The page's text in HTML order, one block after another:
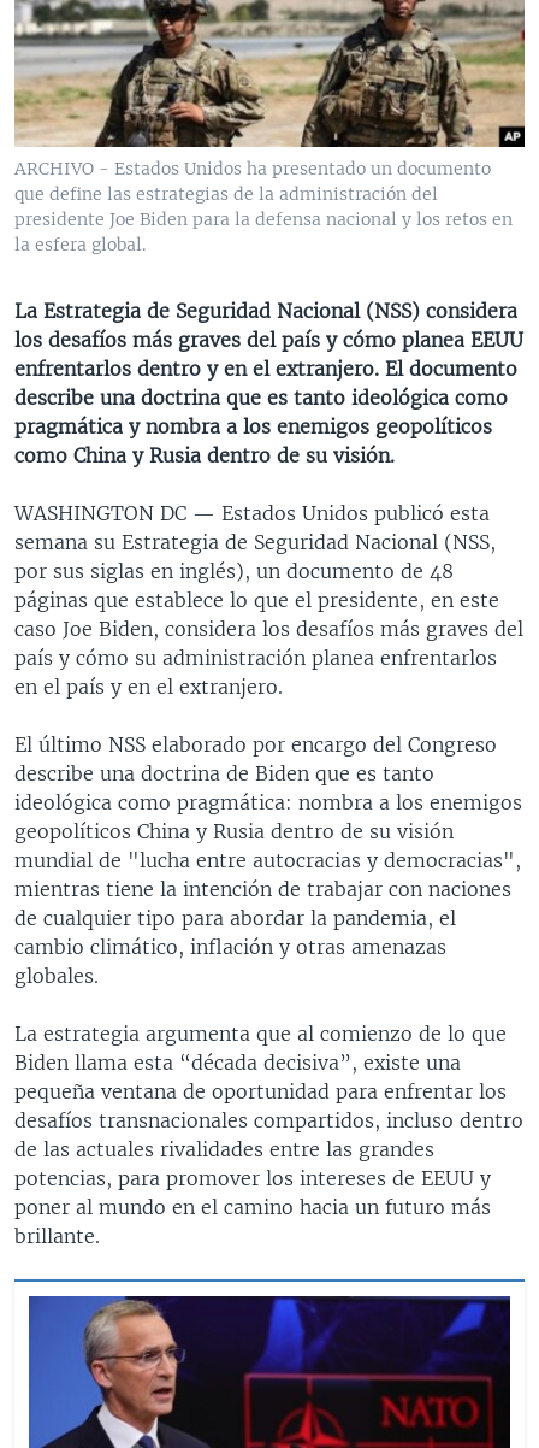
VENEZUELA
BRASIL
NICARAGUA
ECONOMÍA
ENTRETENIMIENTO Y CULTURA
TECNOLOGÍA
DEPORTES
CIENCIA Y SALUD
MULTIMEDIA
VIDEOS
FOTOGRAFÍA
AUDIOS
PROGRAMAS TV
EL MUNDO AL DÍA
FORO INTERAMERICANO
VISIÓN 360
LAS CLAVES
RADIO
AVANCE INFORMATIVO
AUDIONOTICIAS
BUENOS DÍAS AMÉRICA
EL MUNDO AL DÍA [RADIO]
FORO [RADIO]
DEPORTIVO INTERNACIONAL
NOTA ECONÓMICA
DIRECT
DOCUMENTALES DE LA VOA
Learning English
SÍGANOS
Idiomas
ARCHIVO - Estados Unidos ha presentado un documento
que define las estrategias de la administración del
presidente Joe Biden para la defensa nacional y los retos en
la esfera global.
La Estrategia de Seguridad Nacional (NSS) considera
los desafíos más graves del país y cómo planea EEUU
enfrentarlos dentro y en el extranjero. El documento
describe una doctrina que es tanto ideológica como
pragmática y nombra a los enemigos geopolíticos
como China y Rusia dentro de su visión.
WASHINGTON DC — Estados Unidos publicó esta
semana su Estrategia de Seguridad Nacional (NSS,
por sus siglas en inglés), un documento de 48
páginas que establece lo que el presidente, en este
caso Joe Biden, considera los desafíos más graves del
país y cómo su administración planea enfrentarlos
en el país y en el extranjero.
El último NSS elaborado por encargo del Congreso
describe una doctrina de Biden que es tanto
ideológica como pragmática: nombra a los enemigos
geopolíticos China y Rusia dentro de su visión
mundial de "lucha entre autocracias y democracias",
mientras tiene la intención de trabajar con naciones
de cualquier tipo para abordar la pandemia, el
cambio climático, inflación y otras amenazas
globales.
La estrategia argumenta que al comienzo de lo que
Biden llama esta “década decisiva”, existe una
pequeña ventana de oportunidad para enfrentar los
desafíos transnacionales compartidos, incluso dentro
de las actuales rivalidades entre las grandes
potencias, para promover los intereses de EEUU y
poner al mundo en el camino hacia un futuro más
brillante.